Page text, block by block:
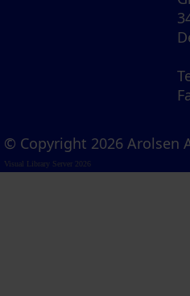
© Copyright 2026 Arolsen
Visual Library Server 2026